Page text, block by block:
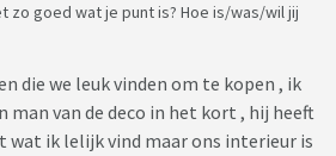
zo goed wat je punt is? Hoe is/was/wil jij
die we leuk vinden om te kopen , ik
man van de deco in het kort , hij heeft
ik lelijk vind maar ons interieur is